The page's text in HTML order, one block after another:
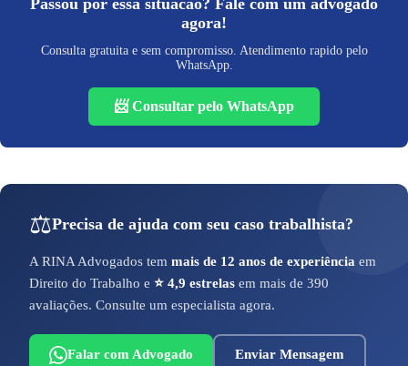
Passou por essa situacao? Fale com um advogado
agora!
Consulta gratuita e sem compromisso. Atendimento rapido pelo
WhatsApp.
📨 Consultar pelo WhatsApp
⚖️Precisa de ajuda com seu caso trabalhista?
A RINA Advogados tem mais de 12 anos de experiência em
Direito do Trabalho e ⭐ 4,9 estrelas em mais de 390
avaliações. Consulte um especialista agora.
Falar com Advogado Enviar Mensagem